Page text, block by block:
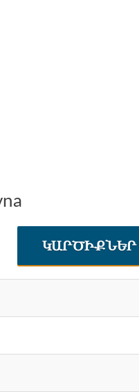
ԿԱՐԾԻՔՆԵՐ